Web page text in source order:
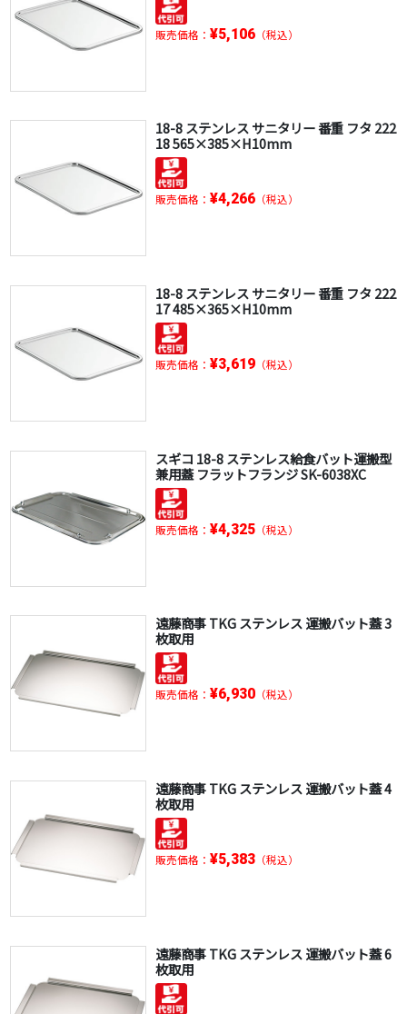
販売価格： ¥5,106（税込）
18-8 ステンレス サニタリー 番重 フタ 222
18 565×385×H10mm
販売価格： ¥4,266（税込）
18-8 ステンレス サニタリー 番重 フタ 222
17 485×365×H10mm
販売価格： ¥3,619（税込）
スギコ 18-8 ステンレス給食バット運搬型
兼用蓋 フラットフランジ SK-6038XC
販売価格： ¥4,325（税込）
遠藤商事 TKG ステンレス 運搬バット蓋 3
枚取用
販売価格： ¥6,930（税込）
遠藤商事 TKG ステンレス 運搬バット蓋 4
枚取用
販売価格： ¥5,383（税込）
遠藤商事 TKG ステンレス 運搬バット蓋 6
枚取用